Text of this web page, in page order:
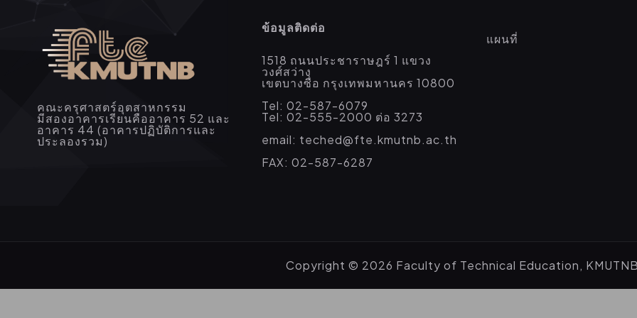
คณะครุศาสตร์อุตสาหกรรม
มีสองอาคารเรียนคืออาคาร 52 และ
อาคาร 44 (อาคารปฏิบัติการและ
ประลองรวม)
ข้อมูลติดต่อ
1518 ถนนประชาราษฎร์ 1 แขวง
วงศ์สว่าง
เขตบางซื่อ กรุงเทพมหานคร 10800
Tel: 02-587-6079
Tel: 02-555-2000 ต่อ 3273
email: teched@fte.kmutnb.ac.th
FAX: 02-587-6287
แผนที่
Copyright © 2026 Faculty of Technical Education,